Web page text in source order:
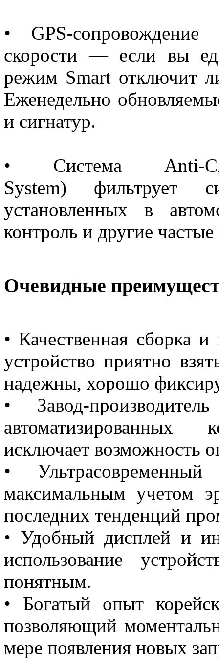
• GPS-сопровождение
скорости — если вы
режим Smart отключит
Еженедельно
и сигнатур.
• Система Anti-
System) фильтрует
установленных в
контроль и другие
Очевидные
• Качественная сборка
устройство приятно
надежны, хорошо
• Завод-
исключает возможность
•
максимальным учетом
последних тенденций
• Удобный дисплей и
использование
понятным.
• Богатый опыт
позволяющий
мере появления новых